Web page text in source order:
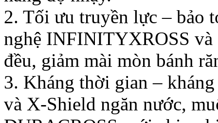
2. Tối ưu truyền lực – bảo
nghệ INFINITYXROSS
đều, giảm mài mòn bánh
3. Kháng thời gian –
và X-Shield ngăn nước,